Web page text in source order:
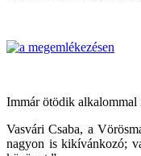
Immár ötödik alkalommal
Vasvári Csaba, a
nagyon is kikívánkozó;